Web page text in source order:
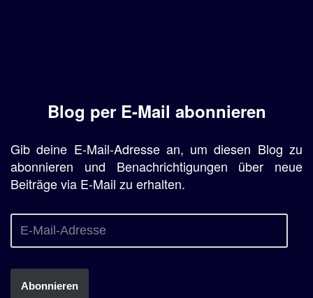
Blog per E-Mail abonnieren
Gib deine E-Mail-Adresse an, um diesen Blog zu
abonnieren und Benachrichtigungen über neue
Beiträge via E-Mail zu erhalten.
Abonnieren